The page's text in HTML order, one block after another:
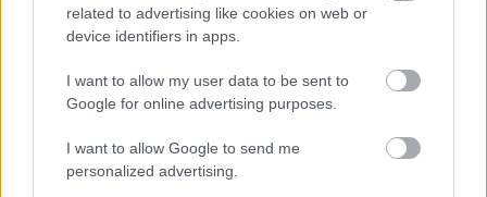
related to advertising like cookies on web or
device identifiers in apps.
I want to allow my user data to be sent to
Google for online advertising purposes.
I want to allow Google to send me
personalized advertising.